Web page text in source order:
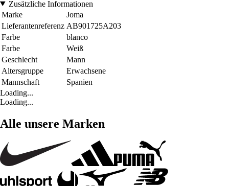
Zusätzliche Informationen
Marke
Joma
Lieferantenreferenz AB901725A203
Farbe
blanco
Farbe
Weiß
Geschlecht
Mann
Altersgruppe
Erwachsene
Mannschaft
Spanien
Loading...
Loading...
Alle unsere Marken